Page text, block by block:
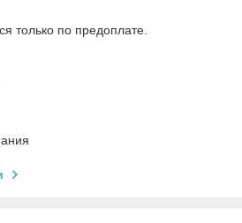
только по предоплате.